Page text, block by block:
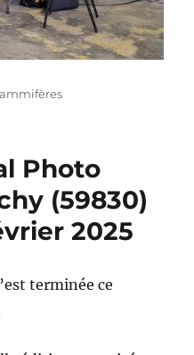
Photo
(59830)
2025
terminée ce